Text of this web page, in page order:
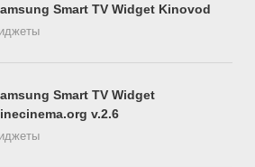
Smart TV Widget Kinovod
Smart TV Widget
v.2.6